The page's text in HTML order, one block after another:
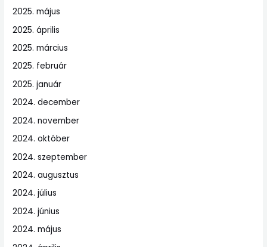
2025. május
2025. április
2025. március
2025. február
2025. január
2024. december
2024. november
2024. október
2024. szeptember
2024. augusztus
2024. július
2024. június
2024. május